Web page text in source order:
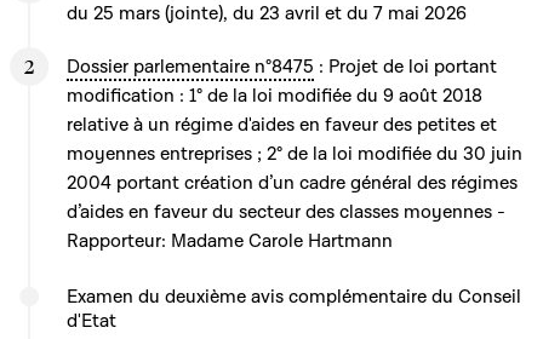
du 25 mars (jointe), du 23 avril et du 7 mai 2026
Dossier parlementaire n°8475 : Projet de loi portant
modification : 1° de la loi modifiée du 9 août 2018
relative à un régime d'aides en faveur des petites et
moyennes entreprises ; 2° de la loi modifiée du 30 juin
2004 portant création d’un cadre général des régimes
d’aides en faveur du secteur des classes moyennes -
Rapporteur: Madame Carole Hartmann
Examen du deuxième avis complémentaire du Conseil
d'Etat